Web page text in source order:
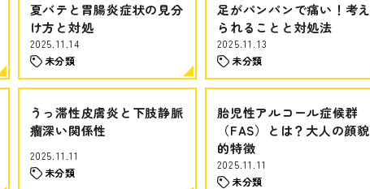
夏バテと胃腸炎症状の見分
け方と対処
2025.11.14
未分類
足がパンパンで痛い！考え
られることと対処法
2025.11.13
未分類
うっ滞性皮膚炎と下肢静脈
瘤深い関係性
2025.11.11
未分類
胎児性アルコール症候群
（FAS）とは？大人の顔貌
的特徴
2025.11.11
未分類